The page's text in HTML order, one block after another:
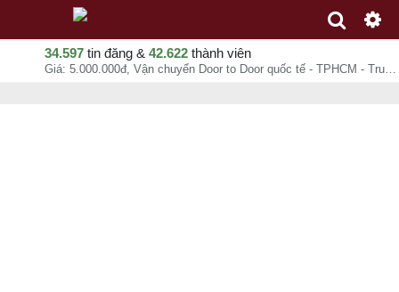
34.597 tin đăng & 42.622 thành viên
Giá: 5.000.000đ, Vận chuyển Door to Door quốc tế - TPHCM - Trung Quốc - Sài Gòn Cát Lái, Anh Nghĩa, chuyên mục Dịch vụ vận tải tại Quận Bình Thạnh - Hồ Chí Minh - 07-08-2026 01:06:06